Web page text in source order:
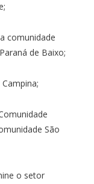
comunidade
de Baixo;
São
o setor